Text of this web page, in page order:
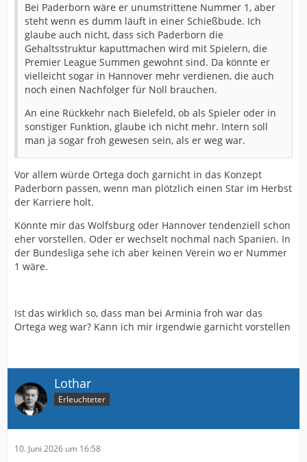
Bei Paderborn wäre er unumstrittene Nummer 1, aber
steht wenn es dumm läuft in einer Schießbude. Ich
glaube auch nicht, dass sich Paderborn die
Gehaltsstruktur kaputtmachen wird mit Spielern, die
Premier League Summen gewohnt sind. Da könnte er
vielleicht sogar in Hannover mehr verdienen, die auch
noch einen Nachfolger für Noll brauchen.
An eine Rückkehr nach Bielefeld, ob als Spieler oder in
sonstiger Funktion, glaube ich nicht mehr. Intern soll
man ja sogar froh gewesen sein, als er weg war.
Vor allem würde Ortega doch garnicht in das Konzept
Paderborn passen, wenn man plötzlich einen Star im Herbst
der Karriere holt.
Könnte mir das Wolfsburg oder Hannover tendenziell schon
eher vorstellen. Oder er wechselt nochmal nach Spanien. In
der Bundesliga sehe ich aber keinen Verein wo er Nummer
1 wäre.
Ist das wirklich so, dass man bei Arminia froh war das
Ortega weg war? Kann ich mir irgendwie garnicht vorstellen
Lothar
Erleuchteter
10. Juni 2026 um 16:58